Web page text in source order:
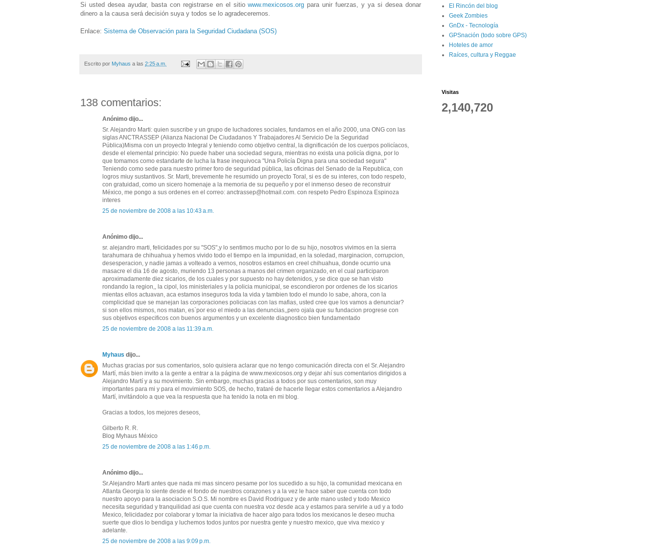
Si usted desea ayudar, basta con registrarse en el sitiowww.mexicosos.org para unir fuerzas, y ya si desea donar
dinero a la causa será decisión suya y todos se lo agradeceremos.
Enlace: Sistema de Observación para la Seguridad Ciudadana (SOS)
Escrito por Myhaus a las 2:25 a.m.
138 comentarios:
Anónimo dijo...
Sr. Alejandro Marti: quien suscribe y un grupo de luchadores sociales, fundamos en el año 2000, una ONG con las
siglas ANCTRASSEP (Alianza Nacional De Ciudadanos Y Trabajadores Al Servicio De la Seguridad
Pública)Misma con un proyecto Integral y teniendo como objetivo central, la dignificación de los cuerpos policíacos,
desde el elemental principio: No puede haber una sociedad segura, mientras no exista una policía digna, por lo
que tomamos como estandarte de lucha la frase inequivoca "Una Policía Digna para una sociedad segura"
Teniendo como sede para nuestro primer foro de seguridad pública, las oficinas del Senado de la Republica, con
logros miuy sustantivos. Sr. Marti, brevemente he resumido un proyecto Toral, si es de su interes, con todo respeto,
con gratuidad, como un sicero homenaje a la memoria de su pequeño y por el inmenso deseo de reconstruir
México, me pongo a sus ordenes en el correo: anctrassep@hotmail.com. con respeto Pedro Espinoza Espinoza
interes
25 de noviembre de 2008 a las 10:43 a.m.
Anónimo dijo...
sr. alejandro marti, felicidades por su "SOS",y lo sentimos mucho por lo de su hijo, nosotros vivimos en la sierra
tarahumara de chihuahua y hemos vivido todo el tiempo en la impunidad, en la soledad, marginacion, corrupcion,
desesperacion, y nadie jamas a volteado a vernos, nosotros estamos en creel chihuahua, donde ocurrio una
masacre el dia 16 de agosto, muriendo 13 personas a manos del crimen organizado, en el cual participaron
aproximadamente diez sicarios, de los cuales y por supuesto no hay detenidos, y se dice que se han visto
rondando la region,, la cipol, los ministeriales y la policia municipal, se escondieron por ordenes de los sicarios
mientas ellos actuavan, aca estamos inseguros toda la vida y tambien todo el mundo lo sabe, ahora, con la
complicidad que se manejan las corporaciones policiacas con las mafias, usted cree que los vamos a denunciar?
si son ellos mismos, nos matan, es`por eso el miedo a las denuncias,,pero ojala que su fundacion progrese con
sus objetivos especificos con buenos argumentos y un excelente diagnostico bien fundamentado
25 de noviembre de 2008 a las 11:39 a.m.
Myhaus dijo...
Muchas gracias por sus comentarios, solo quisiera aclarar que no tengo comunicación directa con el Sr. Alejandro
Martí, más bien invito a la gente a entrar a la página de www.mexicosos.org y dejar ahí sus comentarios dirigidos a
Alejandro Martí y a su movimiento. Sin embargo, muchas gracias a todos por sus comentarios, son muy
importantes para mi y para el movimiento SOS, de hecho, trataré de hacerle llegar estos comentarios a Alejandro
Martí, invitándolo a que vea la respuesta que ha tenido la nota en mi blog.
Gracias a todos, los mejores deseos,
Gilberto R. R.
Blog Myhaus México
25 de noviembre de 2008 a las 1:46 p.m.
Anónimo dijo...
Sr.Alejandro Marti antes que nada mi mas sincero pesame por los sucedido a su hijo, la comunidad mexicana en
Atlanta Georgia lo siente desde el fondo de nuestros corazones y a la vez le hace saber que cuenta con todo
nuestro apoyo para la asociacion S.O.S. Mi nombre es David Rodriguez y de ante mano usted y todo Mexico
necesita seguridad y tranquilidad asi que cuenta con nuestra voz desde aca y estamos para servirle a ud y a todo
Mexico, felicidadez por colaborar y tomar la iniciativa de hacer algo para todos los mexicanos le deseo mucha
suerte que dios lo bendiga y luchemos todos juntos por nuestra gente y nuestro mexico, que viva mexico y
adelante.
25 de noviembre de 2008 a las 9:09 p.m.
El Rincón del blog
Geek Zombies
GnDx - Tecnología
GPSnación (todo sobre GPS)
Hoteles de amor
Raíces, cultura y Reggae
Visitas
2,140,720